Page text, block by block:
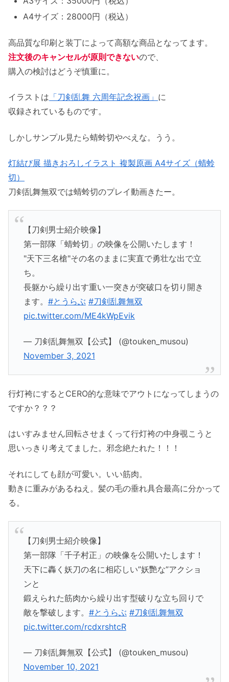
A4サイズ：28000円（税込）
高品質な印刷と装丁によって高額な商品となってます。
注文後のキャンセルが原則できないので、
購入の検討はどうぞ慎重に。
イラストは 「刀剣乱舞 六周年記念祝画」 に
収録されているものです。
しかしサンプル見たら蜻蛉切やべえな。うう。
灯結び展 描きおろしイラスト 複製原画 A4サイズ（蜻蛉
切）
刀剣乱舞無双では蜻蛉切のプレイ動画きたー。
【刀剣男士紹介映像】
第一部隊「蜻蛉切」の映像を公開いたします！
"天下三名槍"その名のままに実直で勇壮な出で立
ち。
長躯から繰り出す重い一突きが突破口を切り開き
ます。 #とうらぶ #刀剣乱舞無双
pic.twitter.com/ME4kWpEvik
— 刀剣乱舞無双【公式】 (@touken_musou)
November 3, 2021
行灯袴にするとCERO的な意味でアウトになってしまうの
ですか？？？
はいすみません回転させまくって行灯袴の中身覗こうと
思いっきり考えてました。邪念絶たれた！！！
それにしても顔が可愛い。いい筋肉。
動きに重みがあるねえ。髪の毛の垂れ具合最高に分かって
る。
【刀剣男士紹介映像】
第一部隊「千子村正」の映像を公開いたします！
天下に轟く妖刀の名に相応しい”妖艷な”アクショ
ンと
鍛えられた筋肉から繰り出す型破りな立ち回りで
敵を撃破します。 #とうらぶ #刀剣乱舞無双
pic.twitter.com/rcdxrshtcR
— 刀剣乱舞無双【公式】 (@touken_musou)
November 10, 2021